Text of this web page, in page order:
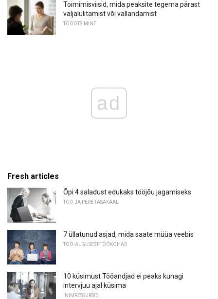
Toimimisviisid, mida peaksite tegema pärast
väljalülitamist või vallandamist
TÖÖOTSIMINE
ad
Fresh articles
Õpi 4 saladust edukaks tööjõu jagamiseks
TÖÖ JA PERE TASAKAAL
7 üllatunud asjad, mida saate müüa veebis
TÖÖ-ALGUSEST-TÖÖKOHAD
10 küsimust Tööandjad ei peaks kunagi
intervjuu ajal küsima
INIMRESSURSID